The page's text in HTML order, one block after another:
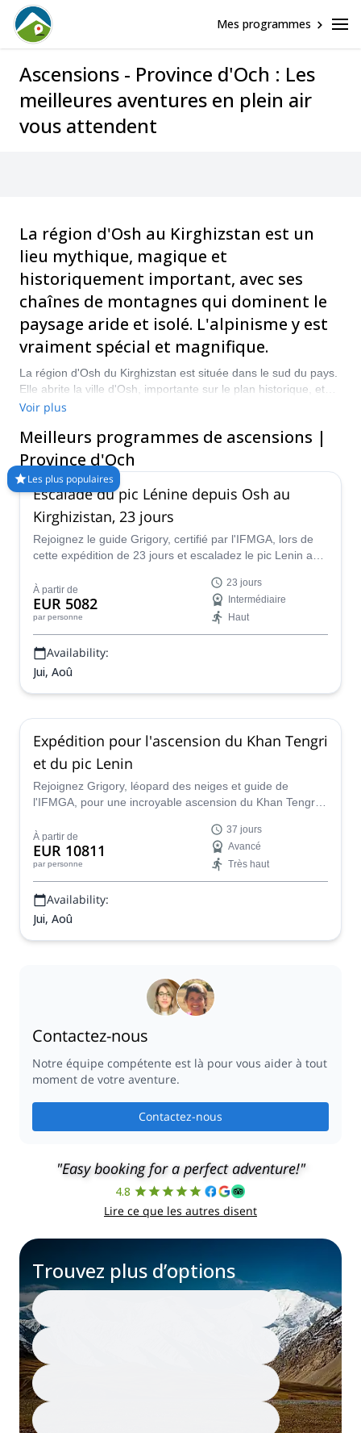
Mes programmes
Ascensions - Province d'Och : Les
meilleures aventures en plein air
vous attendent
La région d'Osh au Kirghizstan est un
lieu mythique, magique et
historiquement important, avec ses
chaînes de montagnes qui dominent le
paysage aride et isolé. L'alpinisme y est
vraiment spécial et magnifique.
La région d'Osh du Kirghizstan est située dans le sud du pays.
Elle abrite la ville d'Osh, importante sur le plan historique, et
plusieurs chaînes de montagnes proches, comme les monts
la région ne cesse de croître, sa situation hors des sentiers
battus et ses paysages immenses, clairsemés et
spectaculaires attirant de nombreuses personnes. Jetez un
coup d'œil à notre sélection de programmes d'escalade dans
la région d'Osh, et préparez-vous à vivre des moments
inoubliables !
Voir plus
Meilleurs programmes de ascensions |
Province d'Och
Les plus populaires
Escalade du pic Lénine depuis Osh au
Kirghizistan, 23 jours
Rejoignez le guide Grigory, certifié par l'IFMGA, lors de
cette expédition de 23 jours et escaladez le pic Lenin au
accessibles au monde.
À partir de
EUR 5082
par personne
23 jours
Intermédiaire
Haut
Availability:
Jui, Aoû
Expédition pour l'ascension du Khan Tengri
et du pic Lenin
Rejoignez Grigory, léopard des neiges et guide de
l'IFMGA, pour une incroyable ascension du Khan Tengri
en alpinisme à l'épreuve lors d'une expérience unique en
haute montagne !
À partir de
EUR 10811
par personne
37 jours
Avancé
Très haut
Availability:
Jui, Aoû
Contactez-nous
Notre équipe compétente est là pour vous aider à tout
moment de votre aventure.
Contactez-nous
"Easy booking for a perfect adventure!"
4.8
Lire ce que les autres disent
Trouvez plus d’options